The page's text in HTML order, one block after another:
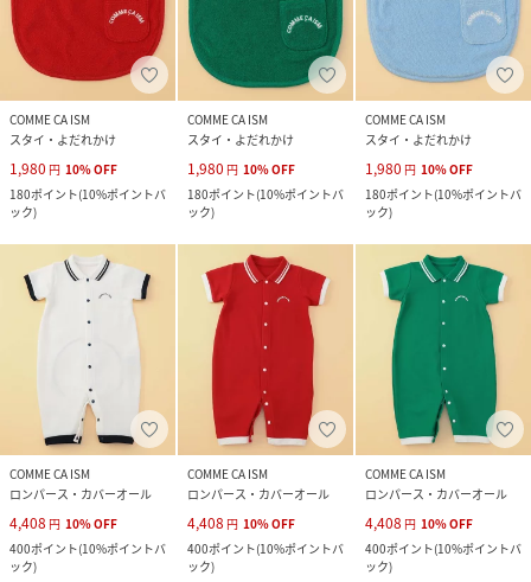
COMME CA ISM
スタイ・よだれかけ
1,980 円 10%OFF
180ポイント(10%ポイントバ
ック)
COMME CA ISM
スタイ・よだれかけ
1,980 円 10%OFF
180ポイント(10%ポイントバ
ック)
COMME CA ISM
スタイ・よだれかけ
1,980 円 10%OFF
180ポイント(10%ポイントバ
ック)
COMME CA ISM
ロンパース・カバーオール
4,408 円 10%OFF
400ポイント(10%ポイントバ
ック)
COMME CA ISM
ロンパース・カバーオール
4,408 円 10%OFF
400ポイント(10%ポイントバ
ック)
COMME CA ISM
ロンパース・カバーオール
4,408 円 10%OFF
400ポイント(10%ポイントバ
ック)